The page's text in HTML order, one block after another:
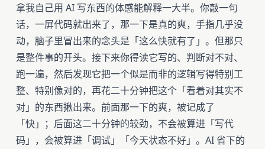
拿我自己用 AI 写东西的体感能解释一大半。你敲一句
话，一屏代码就出来了，那一下是真的爽，手指几乎没
动，脑子里冒出来的念头是「这么快就有了」。但那只
是整件事的开头。接下来你得读它写的、判断对不对、
跑一遍，然后发现它把一个似是而非的逻辑写得特别工
整、特别像对的，再花二十分钟把这个「看着对其实不
对」的东西揪出来。前面那一下的爽，被记成了
「快」；后面这二十分钟的较劲，不会被算进「写代
码」，会被算进「调试」「今天状态不好」。AI 省下的